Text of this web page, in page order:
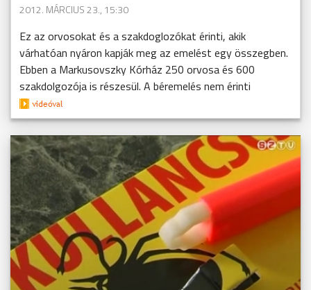
2012. MÁRCIUS 23., 15:30
Ez az orvosokat és a szakdoglozókat érinti, akik
várhatóan nyáron kapják meg az emelést egy összegben.
Ebben a Markusovszky Kórház 250 orvosa és 600
szakdolgozója is részesül. A béremelés nem érinti